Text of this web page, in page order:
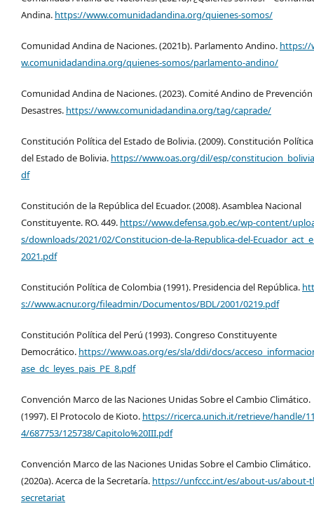
Andina. https://www.comunidadandina.org/quienes-somos/
Comunidad Andina de Naciones. (2021b). Parlamento Andino. https://
w.comunidadandina.org/quienes-somos/parlamento-andino/
Comunidad Andina de Naciones. (2023). Comité Andino de
Desastres. https://www.comunidadandina.org/tag/caprade/
Constitución Política del Estado de Bolivia. (2009). Constitución Política
del Estado de Bolivia. https://www.oas.org/dil/esp/
df
Constitución de la República del Ecuador. (2008). Asamblea Nacional
Constituyente. RO. 449. https://www.defensa.gob.ec/wp-content/
s/downloads/2021/02/Constitucion-de-la-Republica-del-
2021.pdf
Constitución Política de Colombia (1991). Presidencia del República.
s://www.acnur.org/fileadmin/Documentos/BDL/2001/0219.pdf
Constitución Política del Perú (1993). Congreso Constituyente
Democrático. https://www.oas.org/es/sla/ddi/docs/
ase_dc_leyes_pais_PE_8.pdf
Convención Marco de las Naciones Unidas Sobre el Cambio Climático.
(1997). El Protocolo de Kioto. https://ricerca.unich.it/retrieve/handle/
4/687753/125738/Capitolo%20III.pdf
Convención Marco de las Naciones Unidas Sobre el Cambio Climático.
(2020a). Acerca de la Secretaría. https://unfccc.int/es/about-us/about-
secretariat